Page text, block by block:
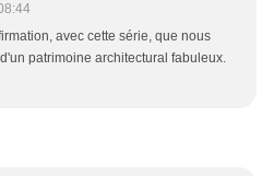
avec cette série, que nous
patrimoine architectural fabuleux.